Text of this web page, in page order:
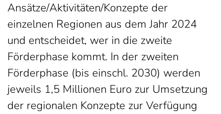
Ansätze/Aktivitäten/Konzepte der
einzelnen Regionen aus dem Jahr 2024
und entscheidet, wer in die zweite
Förderphase kommt. In der zweiten
Förderphase (bis einschl. 2030) werden
jeweils 1,5 Millionen Euro zur Umsetzung
der regionalen Konzepte zur Verfügung